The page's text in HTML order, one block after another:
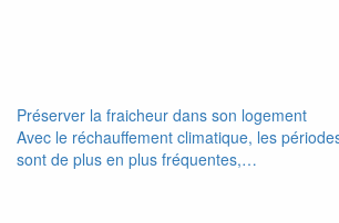
Préserver la fraicheur dans son logement
Avec le réchauffement climatique, les
sont de plus en plus fréquentes,…